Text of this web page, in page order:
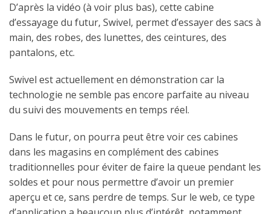
D’après la vidéo (à voir plus bas), cette cabine
d’essayage du futur, Swivel, permet d’essayer des sacs à
main, des robes, des lunettes, des ceintures, des
pantalons, etc.
Swivel est actuellement en démonstration car la
technologie ne semble pas encore parfaite au niveau
du suivi des mouvements en temps réel.
Dans le futur, on pourra peut être voir ces cabines
dans les magasins en complément des cabines
traditionnelles pour éviter de faire la queue pendant les
soldes et pour nous permettre d’avoir un premier
aperçu et ce, sans perdre de temps. Sur le web, ce type